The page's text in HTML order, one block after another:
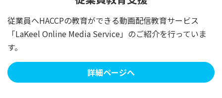
従業員へHACCPの教育ができる動画配信教育サービス
「LaKeel Online Media Service」のご紹介を行っていま
す。
詳細ページへ